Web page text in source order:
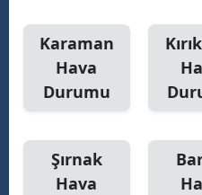
Karaman
Hava
Durumu
Şırnak
Hava